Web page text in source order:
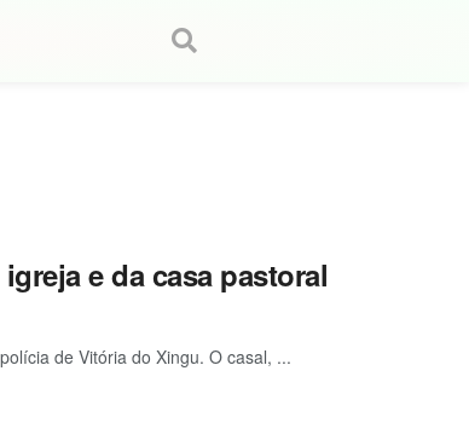
e da casa pastoral
de Vitória do Xingu. O casal, ...